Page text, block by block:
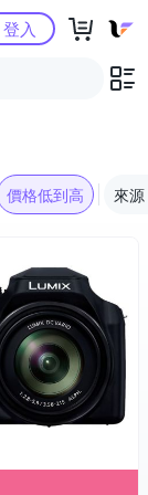
登入
價格低到高 來源